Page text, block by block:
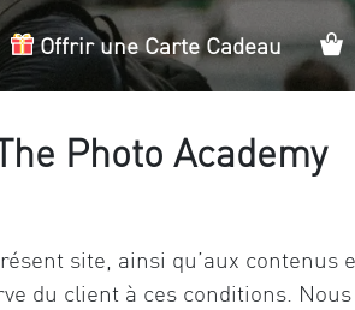
Offrir une Carte Cadeau
Photo Academy
site, ainsi qu’aux contenus
du client à ces conditions.